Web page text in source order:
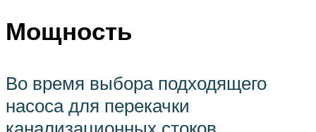
Мощность
Во время выбора подходящего
насоса для перекачки